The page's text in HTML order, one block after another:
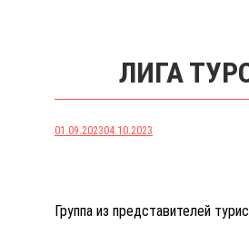
ЛИГА
01.09.202304.10.2023
Группа из представителей